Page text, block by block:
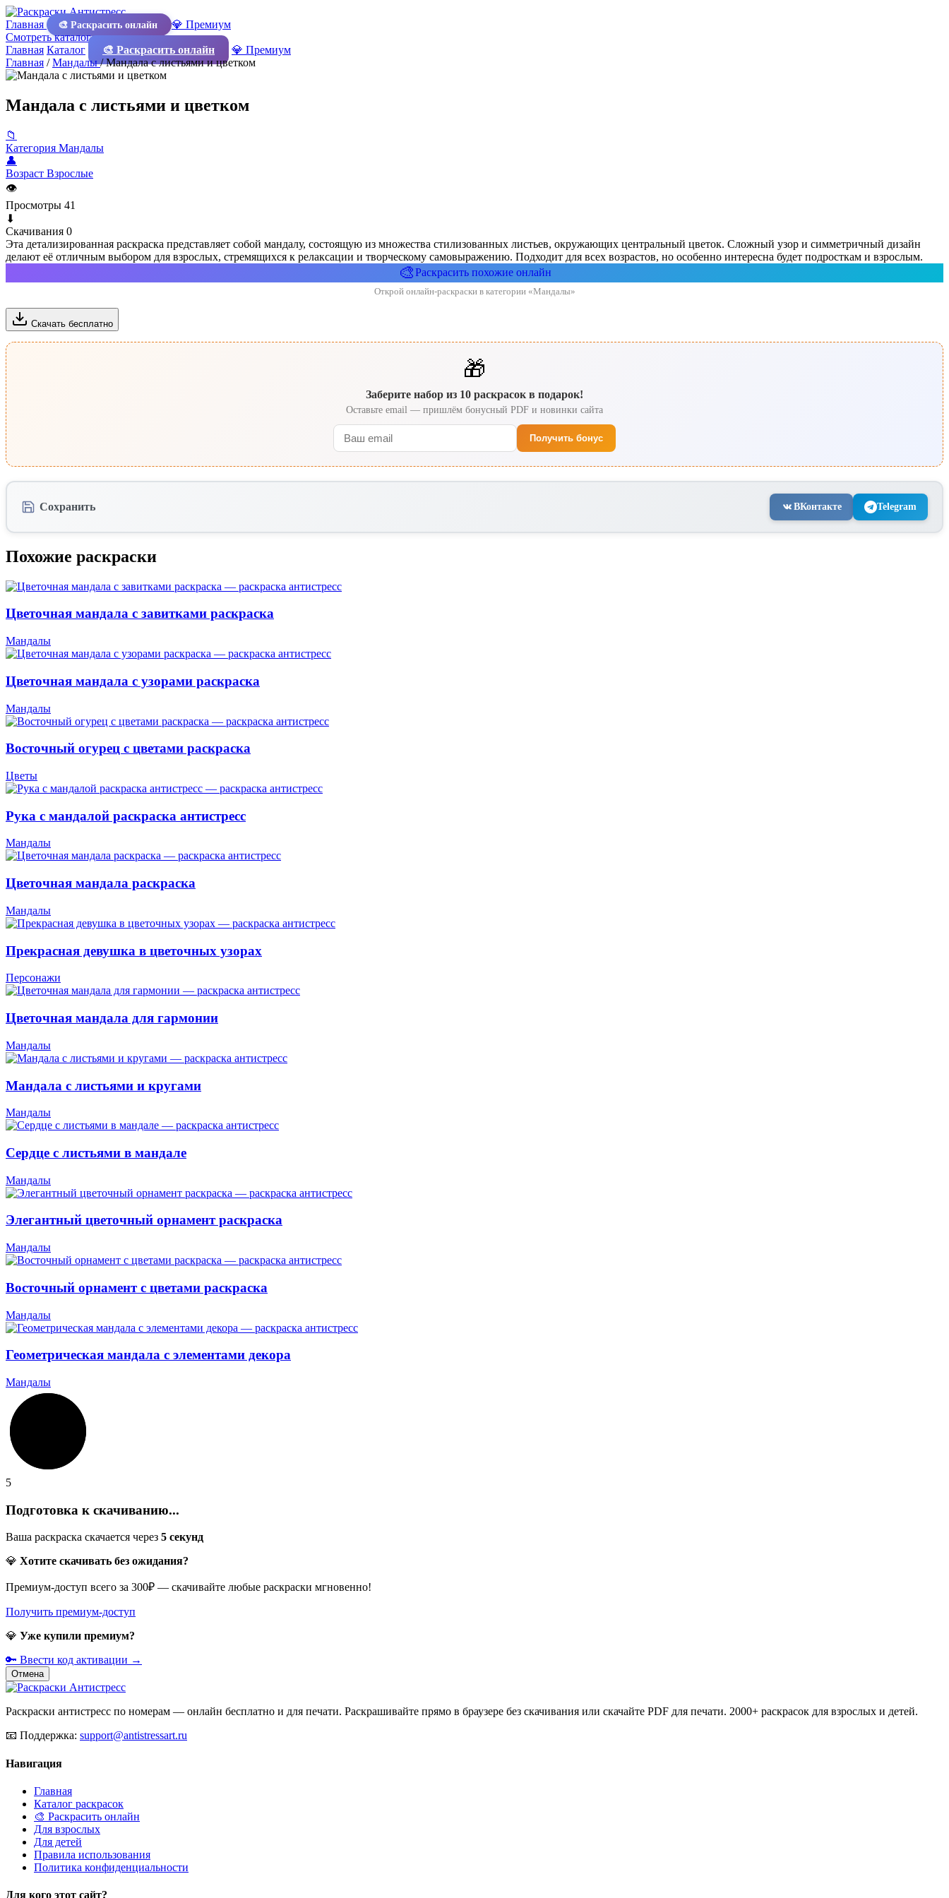
Главная 🎨 Раскрасить онлайн
💎 Премиум
Смотреть каталог
Главная Каталог 🎨 Раскрасить онлайн
💎 Премиум
Главная /Мандалы/Мандала с листьями и цветком
Мандала с листьями и цветком
📁
Категория Мандалы
👤
Возраст Взрослые
👁
Просмотры 41
⬇
Скачивания 0
Эта детализированная раскраска представляет собой мандалу, состоящую из множества стилизованных листьев, окружающих центральный цветок. Сложный узор и симметричный дизайн
делают её отличным выбором для взрослых, стремящихся к релаксации и творческому самовыражению. Подходит для всех возрастов, но особенно интересна будет подросткам и взрослым.
🎨Раскрасить похожие онлайн
Открой онлайн-раскраски в категории «Мандалы»
Скачать бесплатно
🎁
Заберите набор из 10 раскрасок в подарок!
Оставьте email — пришлём бонусный PDF и новинки сайта
Получить бонус
Сохранить ВКонтакте Telegram
Похожие раскраски
Цветочная мандала с завитками раскраска
Мандалы
Цветочная мандала с узорами раскраска
Мандалы
Восточный огурец с цветами раскраска
Цветы
Рука с мандалой раскраска антистресс
Мандалы
Цветочная мандала раскраска
Мандалы
Прекрасная девушка в цветочных узорах
Персонажи
Цветочная мандала для гармонии
Мандалы
Мандала с листьями и кругами
Мандалы
Сердце с листьями в мандале
Мандалы
Элегантный цветочный орнамент раскраска
Мандалы
Восточный орнамент с цветами раскраска
Мандалы
Геометрическая мандала с элементами декора
Мандалы
5
Подготовка к скачиванию...
Ваша раскраска скачается через 5 секунд
💎 Хотите скачивать без ожидания?
Премиум-доступ всего за 300₽ — скачивайте любые раскраски мгновенно!
Получить премиум-доступ
💎 Уже купили премиум?
🔑 Ввести код активации →
Отмена
Раскраски антистресс по номерам — онлайн бесплатно и для печати. Раскрашивайте прямо в браузере без скачивания или скачайте PDF для печати. 2000+ раскрасок для взрослых и детей.
📧 Поддержка: support@antistressart.ru
Навигация
Главная
Каталог раскрасок
🎨 Раскрасить онлайн
Для взрослых
Для детей
Правила использования
Политика конфиденциальности
Для кого этот сайт?